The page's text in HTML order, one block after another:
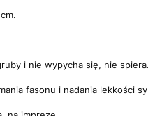
i nie wypycha się, nie spiera.
fasonu i nadania lekkości